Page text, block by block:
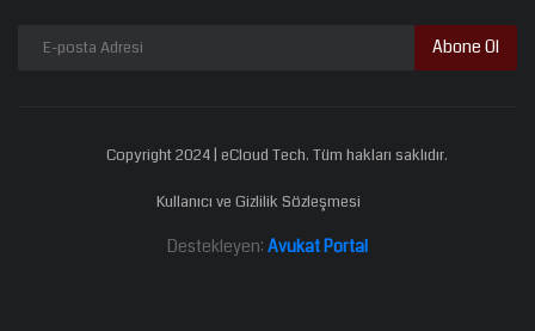
Abone Ol
Copyright 2024 | eCloud Tech. Tüm hakları saklıdır.
Kullanıcı ve Gizlilik Sözleşmesi
Destekleyen: Avukat Portal